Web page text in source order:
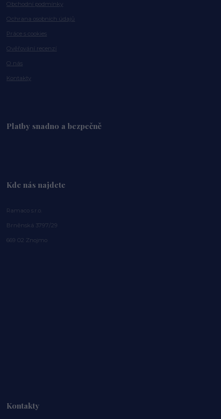
Obchodní podmínky
Ochrana osobních údajů
Práce s cookies
Ověřování recenzí
O nás
Kontakty
Platby snadno a bezpečně
Kde nás najdete
Ramaco s.r.o.
Brněnská 3797/29
669 02 Znojmo
Kontakty